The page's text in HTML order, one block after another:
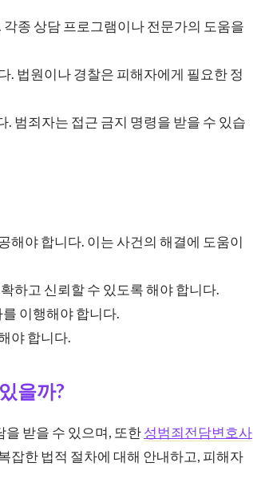
종 상담 프로그램이나 전문가의 도움을
. 법원이나 경찰은 피해자에게 필요한 정
범죄자는 접근 금지 명령을 받을 수 있습
해야 합니다. 이는 사건의 해결에 도움이
하고 신뢰할 수 있도록 해야 합니다.
이행해야 합니다.
야 합니다.
을까?
받을 수 있으며, 또한성범죄전담변호사
잡한 법적 절차에 대해 안내하고, 피해자